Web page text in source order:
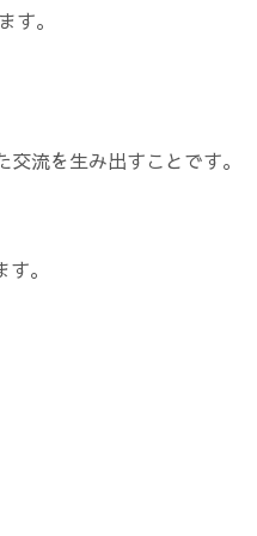
す。
流を生み出すことです。
。